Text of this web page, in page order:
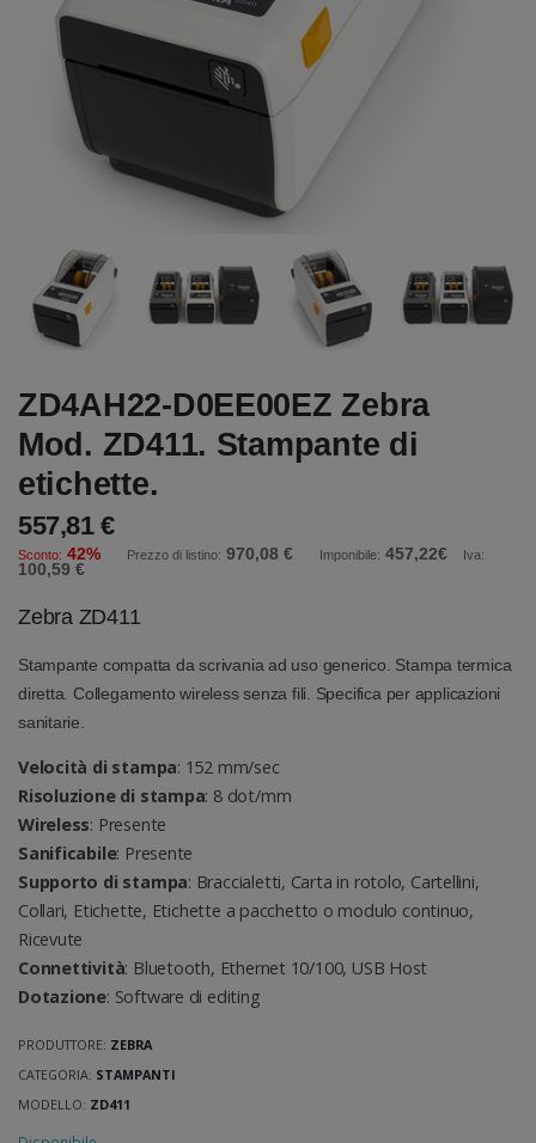
ZD4AH22-D0EE00EZ Zebra
Mod. ZD411. Stampante di
etichette.
557,81 €
Sconto: 42% Prezzo di listino: 970,08 € Imponibile: 457,22€ Iva:
100,59 €
Zebra ZD411
Stampante compatta da scrivania ad uso generico. Stampa termica
diretta. Collegamento wireless senza fili. Specifica per applicazioni
sanitarie.
Velocità di stampa: 152 mm/sec
Risoluzione di stampa: 8 dot/mm
Wireless: Presente
Sanificabile: Presente
Supporto di stampa: Braccialetti, Carta in rotolo, Cartellini,
Collari, Etichette, Etichette a pacchetto o modulo continuo,
Ricevute
Connettività: Bluetooth, Ethernet 10/100, USB Host
Dotazione: Software di editing
PRODUTTORE: ZEBRA
CATEGORIA: STAMPANTI
MODELLO: ZD411